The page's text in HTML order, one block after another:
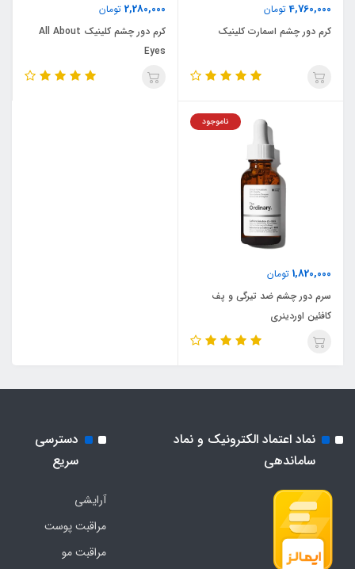
4,760,000تومان
کرم دور چشم اسمارت کلینیک
2,280,000 تومان
کرم دور چشم کلینیک All About
Eyes
1,820,000 تومان
ناموجود
سرم دور چشم ضد تیرگی و پف
کافئین اوردینری
نماد اعتماد الکترونیک و نماد
ساماندهی
دسترسی
سریع
آرایشی
مراقبت پوست
مراقبت مو